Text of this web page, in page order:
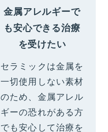
金属アレルギーで
も安心できる治療
を受けたい
セラミックは金属を
一切使用しない素材
のため、金属アレル
ギーの恐れがある方
でも安心して治療を